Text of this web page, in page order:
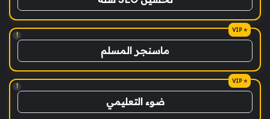
!
ماسنجر المسلم
!
ضوء التعليمي